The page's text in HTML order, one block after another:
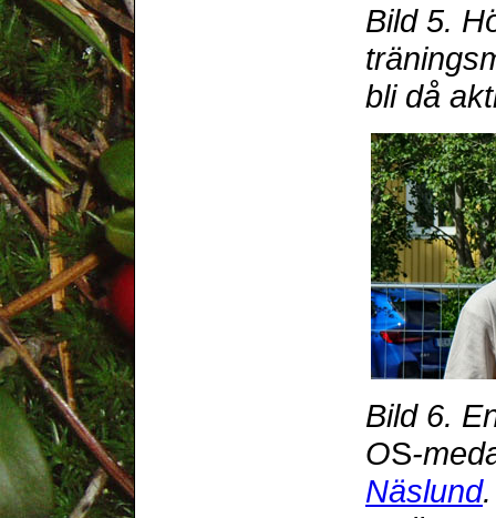
Bild 5.
bli då
Bild 6.
OS-
Näslund